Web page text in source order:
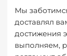
Мы
доставлял
достижения
выполняем,